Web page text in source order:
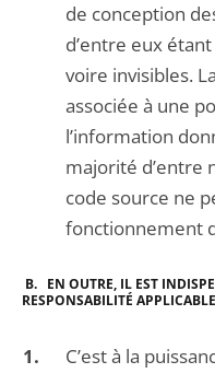
de conception
d’entre eux
voire invisibles.
associée à une
l’information
majorité d’entre
code source ne
fonctionnement
B. EN OUTRE, IL EST
RESPONSABILITÉ
C’est à la